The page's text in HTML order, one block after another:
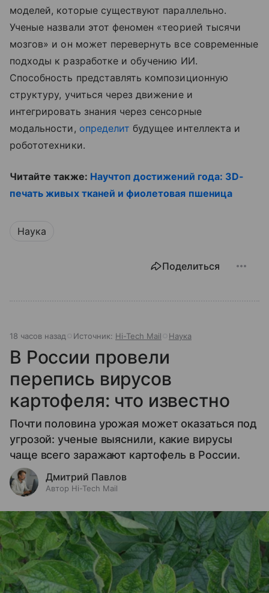
моделей, которые существуют параллельно.
Ученые назвали этот феномен «теорией тысячи
мозгов» и он может перевернуть все современные
подходы к разработке и обучению ИИ.
Способность представлять композиционную
структуру, учиться через движение и
интегрировать знания через сенсорные
модальности, определит будущее интеллекта и
робототехники.
Читайте также: Научтоп достижений года: 3D-
печать живых тканей и фиолетовая пшеница
Наука
Поделиться
18 часов назад Источник: Hi-Tech Mail Наука
В России провели
перепись вирусов
картофеля: что известно
Почти половина урожая может оказаться под
угрозой: ученые выяснили, какие вирусы
чаще всего заражают картофель в России.
Дмитрий Павлов
Автор Hi-Tech Mail